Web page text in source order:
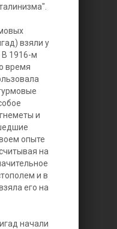
взяли у
В 1916-м
время
и
опыте
на
и в
его на
начали